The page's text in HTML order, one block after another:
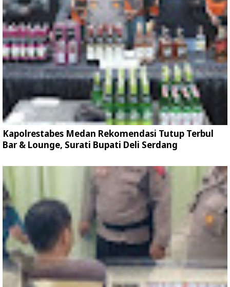
Kapolrestabes Medan Rekomendasi Tutup Terbul
Bar & Lounge, Surati Bupati Deli Serdang